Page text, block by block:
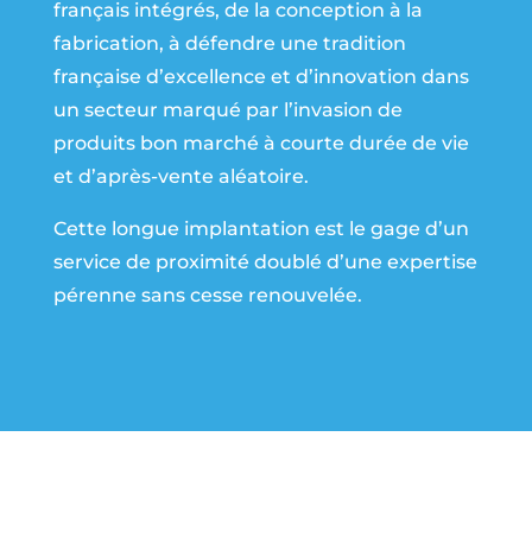
français intégrés, de la conception à la
fabrication, à défendre une tradition
française d’excellence et d’innovation dans
un secteur marqué par l’invasion de
produits bon marché à courte durée de vie
et d’après-vente aléatoire.
Cette longue implantation est le gage d’un
service de proximité doublé d’une expertise
pérenne sans cesse renouvelée.